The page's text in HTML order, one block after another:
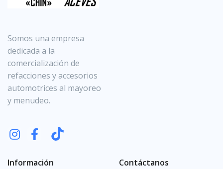
Somos una empresa
dedicada a la
comercialización de
refacciones y accesorios
automotrices al mayoreo
y menudeo.
Información Contáctanos